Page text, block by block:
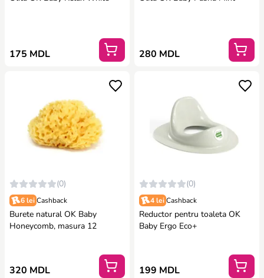
175 MDL 280 MDL
(0)
6 lei Cashback
Burete natural OK Baby
Honeycomb, masura 12
320 MDL
(0)
4 lei Cashback
Reductor pentru toaleta OK
Baby Ergo Eco+
199 MDL